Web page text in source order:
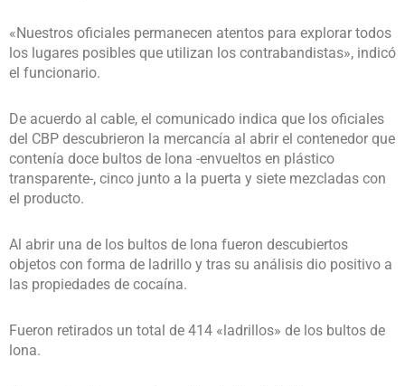
«Nuestros oficiales permanecen atentos para explorar todos
los lugares posibles que utilizan los contrabandistas», indicó
el funcionario.
De acuerdo al cable, el comunicado indica que los oficiales
del CBP descubrieron la mercancía al abrir el contenedor que
contenía doce bultos de lona -envueltos en plástico
transparente-, cinco junto a la puerta y siete mezcladas con
el producto.
Al abrir una de los bultos de lona fueron descubiertos
objetos con forma de ladrillo y tras su análisis dio positivo a
las propiedades de cocaína.
Fueron retirados un total de 414 «ladrillos» de los bultos de
lona.